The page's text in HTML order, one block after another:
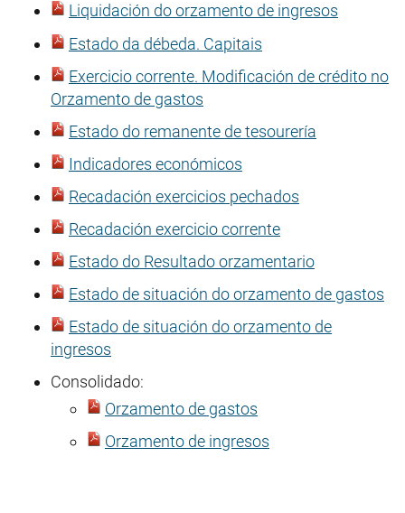
Liquidación do orzamento de ingresos
Estado da débeda. Capitais
Exercicio corrente. Modificación de crédito no
Orzamento de gastos
Estado do remanente de tesourería
Indicadores económicos
Recadación exercicios pechados
Recadación exercicio corrente
Estado do Resultado orzamentario
Estado de situación do orzamento de gastos
Estado de situación do orzamento de
ingresos
Consolidado:
Orzamento de gastos
Orzamento de ingresos